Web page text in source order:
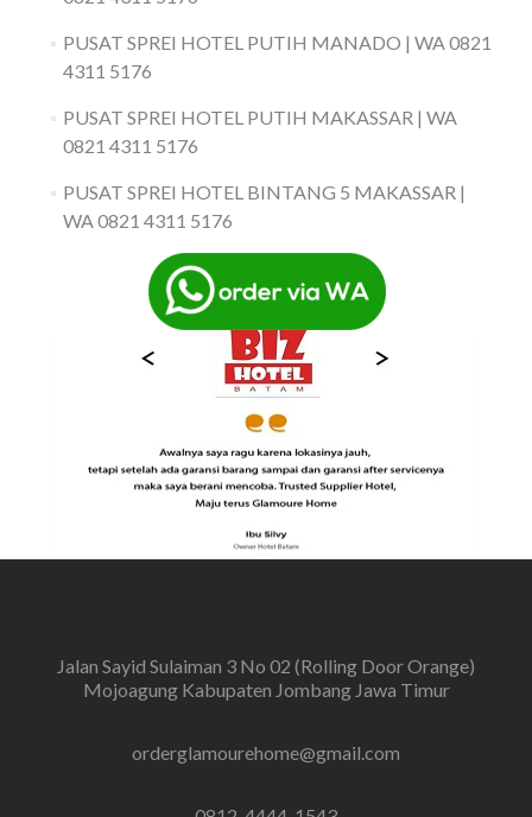
PUSAT SPREI HOTEL PUTIH MANADO | WA 0821
4311 5176
PUSAT SPREI HOTEL PUTIH MAKASSAR | WA
0821 4311 5176
PUSAT SPREI HOTEL BINTANG 5 MAKASSAR |
WA 0821 4311 5176
Jalan Sayid Sulaiman 3 No 02 (Rolling Door Orange)
Mojoagung Kabupaten Jombang Jawa Timur
orderglamourehome@gmail.com